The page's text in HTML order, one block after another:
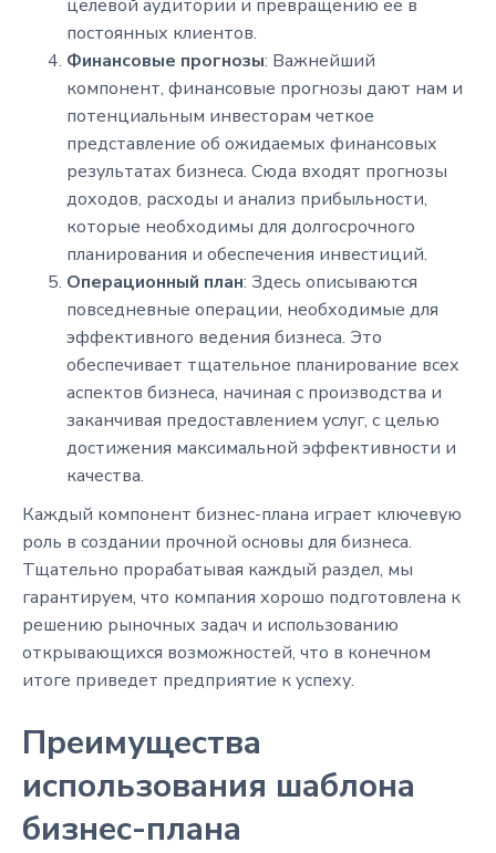
целевой аудитории и превращению ее в
постоянных клиентов.
Финансовые прогнозы: Важнейший
компонент, финансовые прогнозы дают нам и
потенциальным инвесторам четкое
представление об ожидаемых финансовых
результатах бизнеса. Сюда входят прогнозы
доходов, расходы и анализ прибыльности,
которые необходимы для долгосрочного
планирования и обеспечения инвестиций.
Операционный план: Здесь описываются
повседневные операции, необходимые для
эффективного ведения бизнеса. Это
обеспечивает тщательное планирование всех
аспектов бизнеса, начиная с производства и
заканчивая предоставлением услуг, с целью
достижения максимальной эффективности и
качества.
Каждый компонент бизнес-плана играет ключевую
роль в создании прочной основы для бизнеса.
Тщательно прорабатывая каждый раздел, мы
гарантируем, что компания хорошо подготовлена к
решению рыночных задач и использованию
открывающихся возможностей, что в конечном
итоге приведет предприятие к успеху.
Преимущества
использования шаблона
бизнес-плана